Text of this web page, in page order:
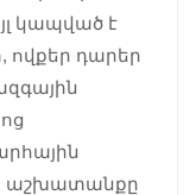
կապված է
ովքեր դարեր
աշխատանքը